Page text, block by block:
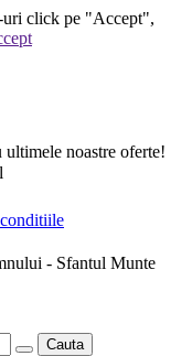
uri click pe "Accept",
noastre oferte!
- Sfantul Munte
Cauta